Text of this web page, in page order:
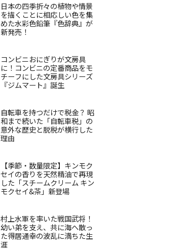
日本の四季折々の植物や情景
を描くことに相応しい色を集
めた水彩色鉛筆『色辞典』が
新発売！
コンビニおにぎりが文房具
に！コンビニの定番商品をモ
チーフにした文房具シリーズ
『ジムマート』誕生
自転車を持つだけで税金？ 昭
和まで続いた「自転車税」の
意外な歴史と脱税が横行した
理由
【季節・数量限定】キンモク
セイの香りを天然精油で再現
した「スチームクリーム キン
モクセイ&茶」新登場
村上水軍を率いた戦国武将！
幼い弟を支え、共に海へ散っ
た得居通幸の波乱に満ちた生
涯